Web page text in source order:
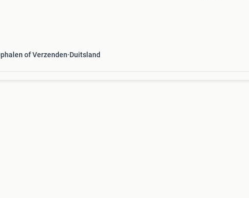
of Verzenden Duitsland